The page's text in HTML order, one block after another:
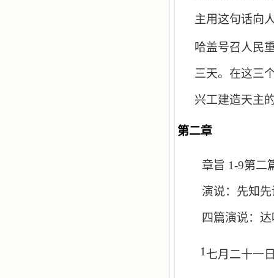
主用这句话向
哈盖号召人民
三天。在这三
兴工建造天主
第二章
章旨 1-9第二
演说：先知
四篇演说：
1 七月二十一